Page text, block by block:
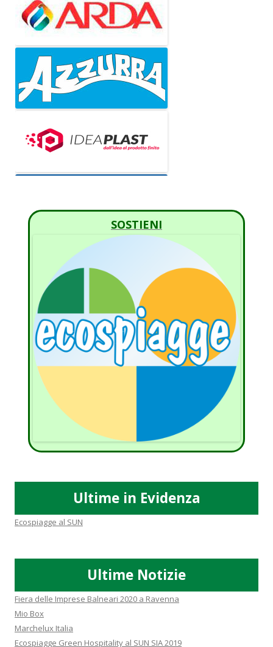
SOSTIENI
Ultime in Evidenza
Ecospiagge al SUN
Ultime Notizie
Fiera delle Imprese Balneari 2020 a Ravenna
Mio Box
Marchelux Italia
Ecospiagge Green Hospitality al SUN SIA 2019